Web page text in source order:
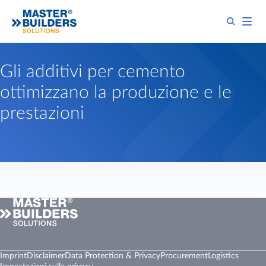
Gli additivi per cemento
ottimizzano la produzione e le
prestazioni
ImprintDisclaimerData Protection & PrivacyProcurementLogistics